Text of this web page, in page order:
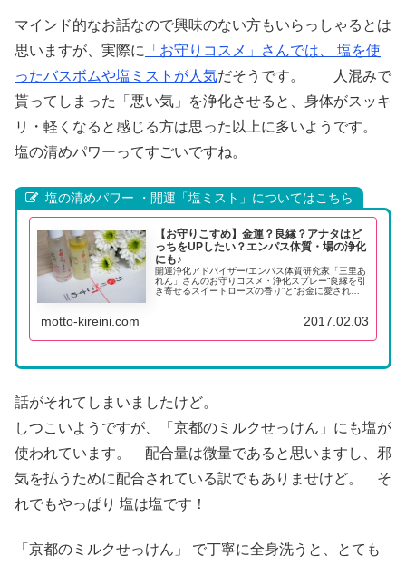
マインド的なお話なので興味のない方もいらっしゃるとは
思いますが、実際に
「お守りコスメ」さんでは、 塩を使
ったバスボムや塩ミストが人気だそうです。 人混みで
貰ってしまった「悪い気」を浄化させると、身体がスッキ
リ・軽くなると感じる方は思った以上に多いようです。
塩の清めパワーってすごいですね。
塩の清めパワー ・開運「塩ミスト」についてはこちら
【お守りこすめ】金運？良縁？アナタはど
っちをUPしたい？エンパス体質・場の浄化
にも♪
開運浄化アドバイザー/エンパス体質研究家「三里あ
れん」さんのお守りコスメ・浄化スプレー“良縁を引
き寄せるスイートローズの香り”と“お金に愛される
motto-kireini.com 2017.02.03
話がそれてしまいましたけど。
しつこいようですが、「京都のミルクせっけん」にも塩が
使われています。 配合量は微量であると思いますし、邪
気を払うために配合されている訳でもありませけど。 そ
れでもやっぱり 塩は塩です！
「京都のミルクせっけん」 で丁寧に全身洗うと、とても